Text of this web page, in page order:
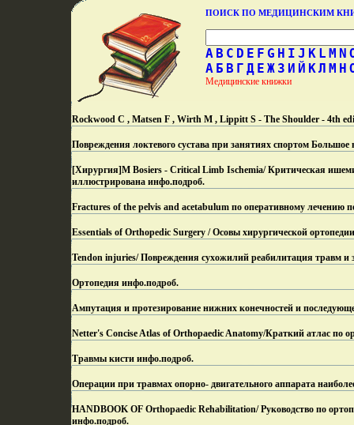
ПОИСК ПО МЕДИЦИНСКИМ
A B C D E F G H I J K L M N
А Б В Г Д Е Ж З И Й КЛ М Н
Медицинские книжки
Rockwood C , Matsen F , Wirth M , Lippitt S - The Shoulder - 4th
Повреждения локтевого сустава при занятиях спортом
[Хирургия]M Bosiers - Critical Limb Ischemia/ Критическая
иллюстрирована инфо.подроб.
Fractures of the pelvis and acetabulum по оперативному лечению
Essentials of Orthopedic Surgery / Осовы хирургической
Tendon injuries/ Повреждения сухожилий реабилитация травм и
Ортопедия инфо.подроб.
Ампутация и протезирование нижних конечностей и
Netter's Concise Atlas of Orthopaedic Anatomy/Краткий атлас по
Травмы кисти инфо.подроб.
Операции при травмах опорно- двигательного аппарата
HANDBOOK OF Orthopaedic Rehabilitation/ Руководство по
инфо.подроб.